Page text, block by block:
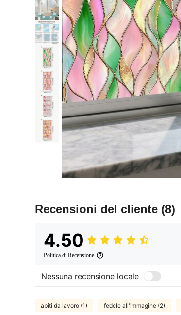
Recensioni del cliente (8)
4.50
Politica di Recensione
Nessuna recensione locale
abiti da lavoro (1) fedele all'immagine (2)